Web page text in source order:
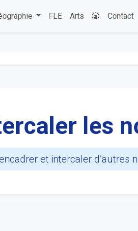
FLE Arts 🎲 Contact
les
et intercaler d’autres